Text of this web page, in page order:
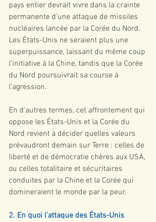
pays entier devrait vivre dans la crainte
permanente d'une attaque de missiles
nucléaires lancée par la Corée du Nord.
Les États-Unis ne seraient plus une
superpuissance, laissant du même coup
l'initiative à la Chine, tandis que la Corée
du Nord poursuivrait sa course à
l’agression.
En d'autres termes, cet affrontement qui
oppose les États-Unis et la Corée du
Nord revient à décider quelles valeurs
prévaudront demain sur Terre : celles de
liberté et de démocratie chères aux USA,
ou celles totalitaire et sécuritaires
conduites par la Chine et la Corée qui
domineraient le monde par la peur.
2. En quoi l’attaque des États-Unis